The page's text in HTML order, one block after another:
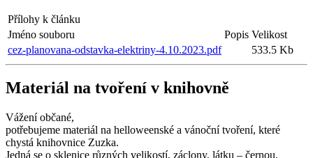
Přílohy k článku
Jméno souboru
Popis Velikost
cez-planovana-odstavka-elektriny-4.10.2023.pdf
533.5 Kb
Materiál na tvoření v knihovně
Vážení občané,
potřebujeme materiál na helloweenské a vánoční tvoření, které
chystá knihovnice Zuzka.
Jedná se o sklenice různých velikostí, záclony, látku – černou,